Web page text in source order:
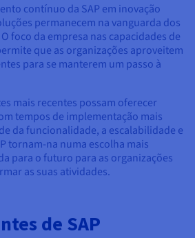
contínuo da SAP em inovação
permanecem na vanguarda dos
foco da empresa nas capacidades de
que as organizações aproveitem
para se manterem um passo à
mais recentes possam oferecer
tempos de implementação mais
da funcionalidade, a escalabilidade e
tornam-na numa escolha mais
para o futuro para as organizações
as suas atividades.
de SAP